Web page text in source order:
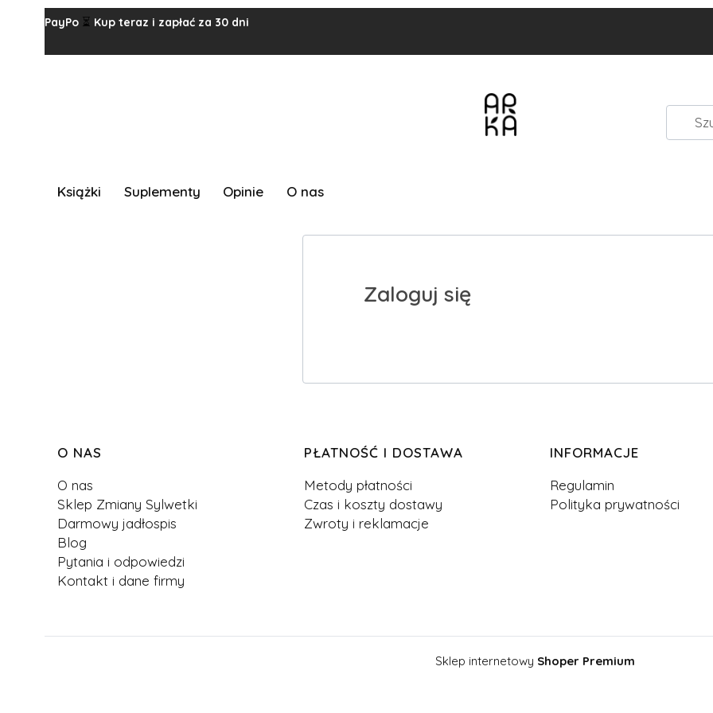
PayPo ⏳ Kup teraz i zapłać za 30 dni
⏱️ Wysyłka w ciągu 24 godzin!
📦 Darmowa dostawa od 49 zł!
Książki Suplementy Opinie O nas
Zaloguj się
Linki w stopce
O NAS
O nas
Sklep Zmiany Sylwetki
Darmowy jadłospis
Blog
Pytania i odpowiedzi
Kontakt i dane firmy
PŁATNOŚĆ I DOSTAWA
Metody płatności
Czas i koszty dostawy
Zwroty i reklamacje
INFORMACJE
Regulamin
Polityka prywatności
Sklep internetowy Shoper Premium